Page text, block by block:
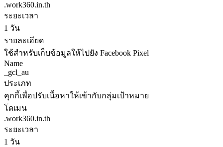
.work360.in.th
ระยะเวลา
1 วัน
รายละเอียด
ใช้สำหรับเก็บข้อมูลให้ไปยัง Facebook Pixel
Name
_gcl_au
ประเภท
คุกกี้เพื่อปรับเนื้อหาให้เข้ากับกลุ่มเป้าหมาย
โดเมน
.work360.in.th
ระยะเวลา
1 วัน